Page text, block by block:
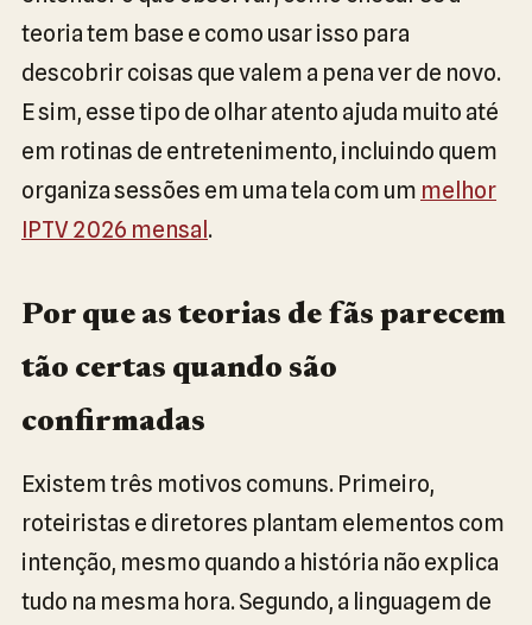
teoria tem base e como usar isso para
descobrir coisas que valem a pena ver de novo.
E sim, esse tipo de olhar atento ajuda muito até
em rotinas de entretenimento, incluindo quem
organiza sessões em uma tela com um melhor
IPTV 2026 mensal .
Por que as teorias de fãs parecem
tão certas quando são
confirmadas
Existem três motivos comuns. Primeiro,
roteiristas e diretores plantam elementos com
intenção, mesmo quando a história não explica
tudo na mesma hora. Segundo, a linguagem de